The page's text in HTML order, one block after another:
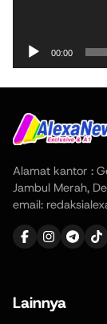
00:00
Alamat kantor :
Jambul Merah,
email:
Lainnya